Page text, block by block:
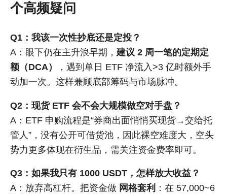
个高频疑问
Q1：我该一次性抄底还是定投？
A：眼下仍在主升浪早期， 建议 2 周一笔的定期定
额（DCA）
，遇到单日 ETF 净流入>3 亿时额外手
动加一次。这样兼顾底部筹码与市场脉冲。
Q2：现货 ETF 会不会大规模做空对手盘？
A：ETF 申购流程是“券商出面悄悄买现货→交给托
管人”，没有公开可借货池，因此裸空难度大，空头
势力更多体现在衍生品，需关注资金费率即可。
Q3：如果我只有 1000 USDT，怎样放大收益？
A：放弃高杠杆。把资金做 网格套利 ：在 57,000~6